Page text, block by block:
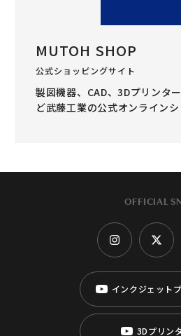
MUTOH SHOP
公式ショッピングサイト
製図機器、CAD、3Dプリンタ
ど武藤工業の公式オンライン
OFFICIAL
インクジェット
3Dプリン